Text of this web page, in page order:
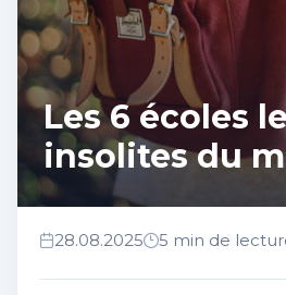
Les 6 écoles
insolites du
28.08.2025 5 min de